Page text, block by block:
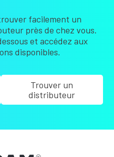
facilement un
près de chez vous.
et accédez aux
disponibles.
Trouver un
distributeur